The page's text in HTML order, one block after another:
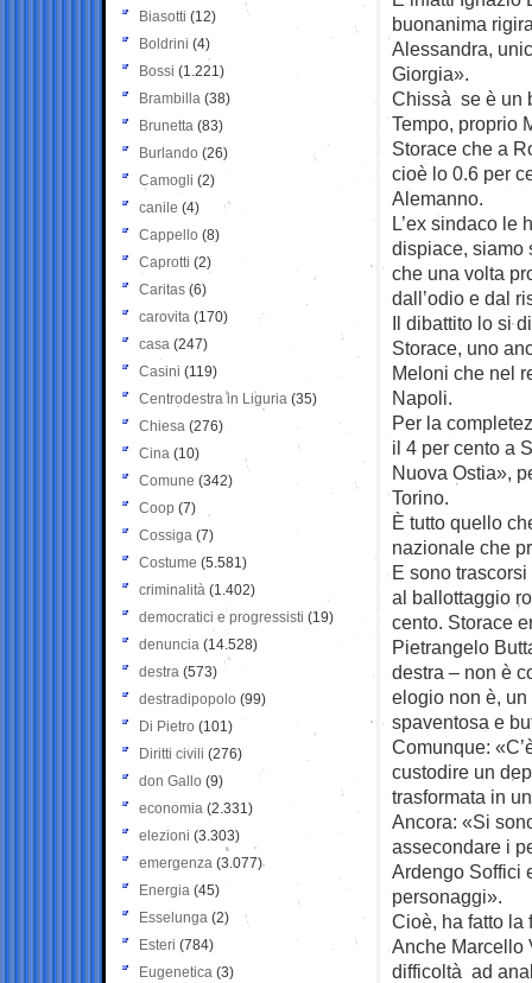
buonanima
Alessandra,
Giorgia».
Chissà se è un
Tempo, proprio
Storace che a
cioè lo 0.6 per
Alemanno.
L’ex sindaco le
dispiace, siamo
che una volta
dall’odio e dal
Il dibattito lo si
Storace, uno
Meloni che nel
Napoli.
Per la
il 4 per cento a
Nuova Ostia»,
Torino.
È tutto quello
nazionale che
E sono
al ballottaggio
cento. Storace
Pietrangelo
destra – non è
elogio non è, un
spaventosa e
Comunque:
custodire un
trasformata in
Ancora: «Si
assecondare i
Ardengo Soffici
personaggi».
Cioè, ha fatto la
Anche Marcello
difficoltà ad
Biasotti (12)
Boldrini (4)
Bossi (1.221)
Brambilla (38)
Brunetta (83)
Burlando (26)
Camogli (2)
canile (4)
Cappello (8)
Caprotti (2)
Caritas (6)
carovita (170)
casa (247)
Casini (119)
Centrodestra in Liguria (35)
Chiesa (276)
Cina (10)
Comune (342)
Coop (7)
Cossiga (7)
Costume (5.581)
criminalità (1.402)
democratici e progressisti (19)
denuncia (14.528)
destra (573)
destradipopolo (99)
Di Pietro (101)
Diritti civili (276)
don Gallo (9)
economia (2.331)
elezioni (3.303)
emergenza (3.077)
Energia (45)
Esselunga (2)
Esteri (784)
Eugenetica (3)